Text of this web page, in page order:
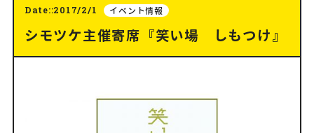
Date::2017/2/1 イベント情報
シモツケ主催寄席『笑い場 しもつけ』